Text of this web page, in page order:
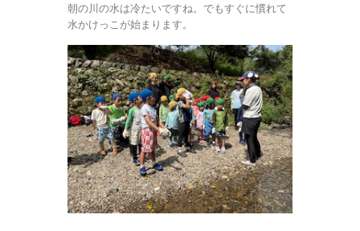
朝の川の水は冷たいですね。でもすぐに慣れて
水かけっこが始まります。